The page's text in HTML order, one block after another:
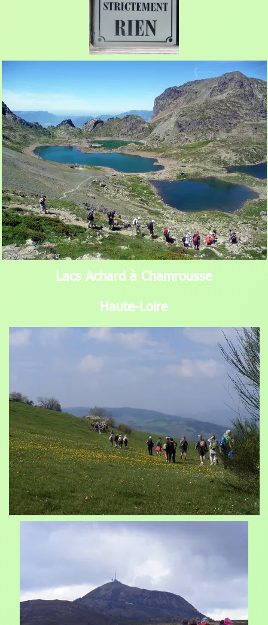
Lacs Achard à Chamrousse
Haute-Loire